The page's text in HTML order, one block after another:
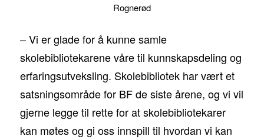
Rognerød
– Vi er glade for å kunne samle
skolebibliotekarene våre til kunnskapsdeling og
erfaringsutveksling. Skolebibliotek har vært et
satsningsområde for BF de siste årene, og vi vil
gjerne legge til rette for at skolebibliotekarer
kan møtes og gi oss innspill til hvordan vi kan